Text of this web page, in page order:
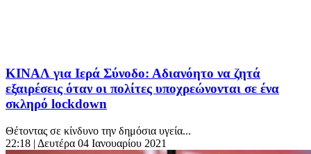
ΚΙΝΑΛ για Ιερά Σύνοδο: Αδιανόητο να ζητά
εξαιρέσεις όταν οι πολίτες υποχρεώνονται σε ένα
σκληρό lockdown
Θέτοντας σε κίνδυνο την δημόσια υγεία...
22:18 | Δευτέρα 04 Ιανουαρίου 2021